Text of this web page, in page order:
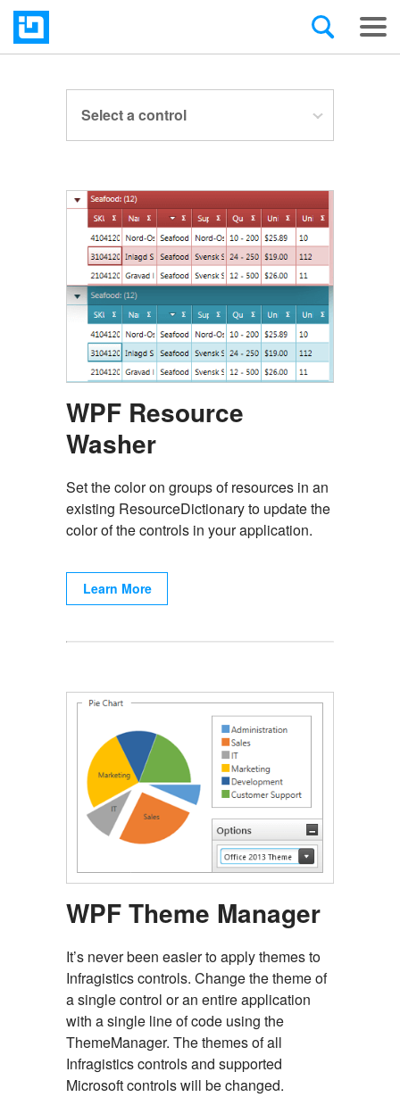
Select a control
WPF Resource
Washer
Set the color on groups of resources in an
existing ResourceDictionary to update the
color of the controls in your application.
Learn More
WPF Theme Manager
It’s never been easier to apply themes to
Infragistics controls. Change the theme of
a single control or an entire application
with a single line of code using the
ThemeManager. The themes of all
Infragistics controls and supported
Microsoft controls will be changed.